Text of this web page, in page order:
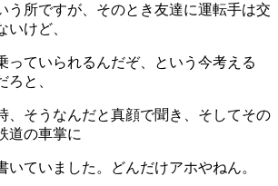
う所ですが、そのとき友達に運転手は交
いけど、
っていられるんだぞ、という今考える
ろと、
、そうなんだと真顔で聞き、そしてその
道の車掌に
いていました。どんだけアホやねん。